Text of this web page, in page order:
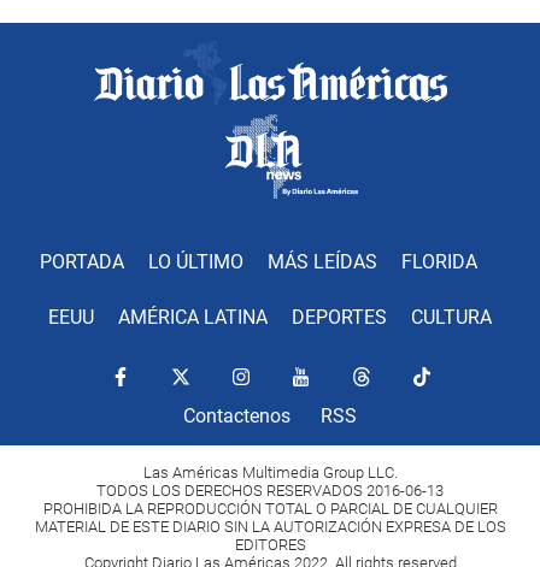
PORTADA LO ÚLTIMO MÁS LEÍDAS FLORIDA
EEUU AMÉRICA LATINA DEPORTES CULTURA
Contactenos RSS
Las Américas Multimedia Group LLC.
TODOS LOS DERECHOS RESERVADOS 2016-06-13
PROHIBIDA LA REPRODUCCIÓN TOTAL O PARCIAL DE CUALQUIER
MATERIAL DE ESTE DIARIO SIN LA AUTORIZACIÓN EXPRESA DE LOS
EDITORES
Copyright Diario Las Américas 2022. All rights reserved